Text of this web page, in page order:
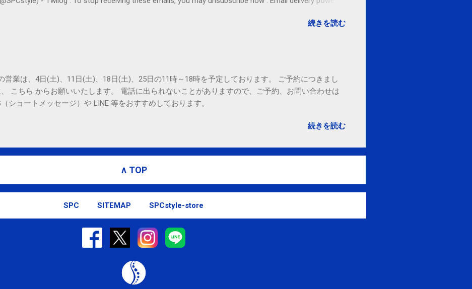
続きを読む
営業は、4日(土)、11日(土)、18日(土)、25日の11時～18時を予定しております。 ご予約につきまし
こちら からお願いいたします。 電話に出られないことがありますので、ご予約、お問い合わせは
（ショートメッセージ）や LINE 等をおすすめしております。
続きを読む
∧ TOP
SPC SITEMAP SPCstyle-store